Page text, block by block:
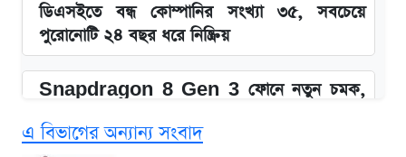
ডিএসইতে বন্ধ কোম্পানির সংখ্যা ৩৫, সবচেয়ে
পুরোনোটি ২৪ বছর ধরে নিষ্ক্রিয়
Snapdragon 8 Gen 3 ফোনে নতুন চমক,
এ বিভাগের অন্যান্য সংবাদ